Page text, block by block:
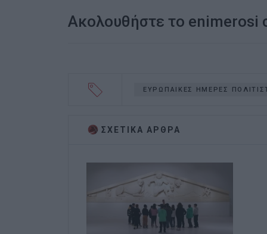
Ακολουθήστε το enimerosi
ΕΥΡΩΠΑΙΚΕΣ ΗΜΕΡΕΣ
ΣΧΕΤΙΚA AΡΘΡΑ